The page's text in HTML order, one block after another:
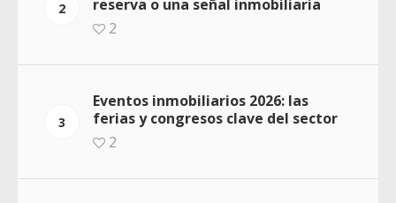
2
reserva o una señal inmobiliaria
2
3
Eventos inmobiliarios 2026: las
ferias y congresos clave del sector
2